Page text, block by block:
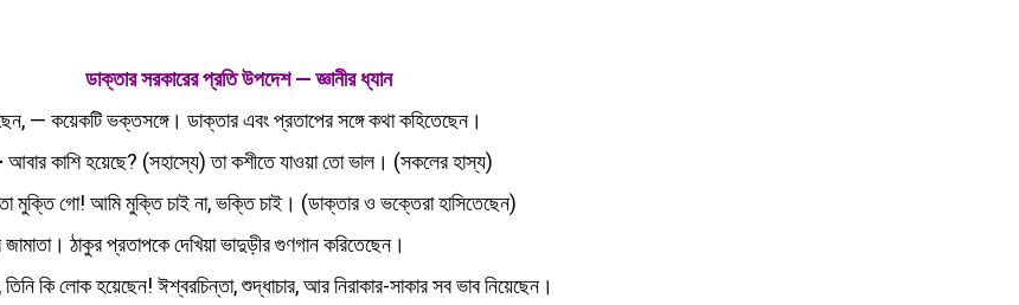
ডাক্তার সরকারের প্রতি উপদেশ — জ্ঞানীর ধ্যান
— কয়েকটি ভক্তসঙ্গে। ডাক্তার এবং প্রতাপের সঙ্গে কথা কহিতেছেন।
আবার কাশি হয়েছে? (সহাস্যে) তা কশীতে যাওয়া তো ভাল। (সকলের হাস্য)
মুক্তি গো! আমি মুক্তি চাই না, ভক্তি চাই। (ডাক্তার ও ভক্তেরা হাসিতেছেন)
ঠাকুর প্রতাপকে দেখিয়া ভাদুড়ীর গুণগান করিতেছেন।
কি লোক হয়েছেন! ঈশ্বরচিন্তা, শুদ্ধাচার, আর নিরাকার-সাকার সব ভাব নিয়েছেন।